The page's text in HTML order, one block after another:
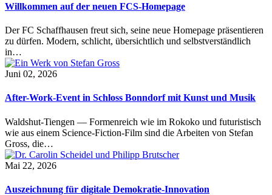
Willkommen auf der neuen FCS-Homepage
Der FC Schaffhausen freut sich, seine neue Homepage präsentieren
zu dürfen. Modern, schlicht, übersichtlich und selbstverständlich
in…
Juni 02, 2026
After-Work-Event in Schloss Bonndorf mit Kunst und Musik
Waldshut-Tiengen — Formenreich wie im Rokoko und futuristisch
wie aus einem Science-Fiction-Film sind die Arbeiten von Stefan
Gross, die…
Mai 22, 2026
Auszeichnung für digitale Demokratie-Innovation